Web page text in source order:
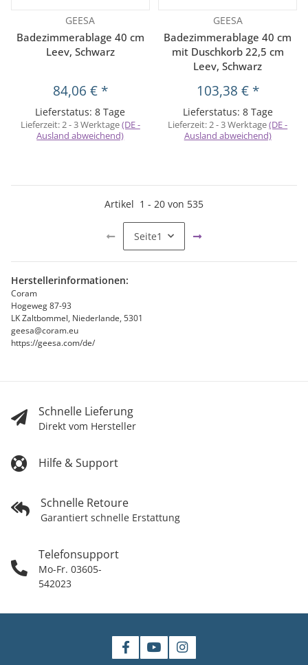
GEESA
Badezimmerablage 40 cm
Leev, Schwarz
84,06 € *
Lieferstatus: 8 Tage
Lieferzeit:2 - 3 Werktage(DE -
Ausland abweichend)
GEESA
Badezimmerablage 40 cm
mit Duschkorb 22,5 cm
Leev, Schwarz
103,38 € *
Lieferstatus: 8 Tage
Lieferzeit:2 - 3 Werktage(DE -
Ausland abweichend)
Artikel 1 - 20 von 535
Seite1
Herstellerinformationen:
Coram
Hogeweg 87-93
LK Zaltbommel, Niederlande, 5301
geesa@coram.eu
https://geesa.com/de/
Schnelle Lieferung
Direkt vom Hersteller
Hilfe & Support
Schnelle Retoure
Garantiert schnelle Erstattung
Telefonsupport
Mo-Fr. 03605-
542023